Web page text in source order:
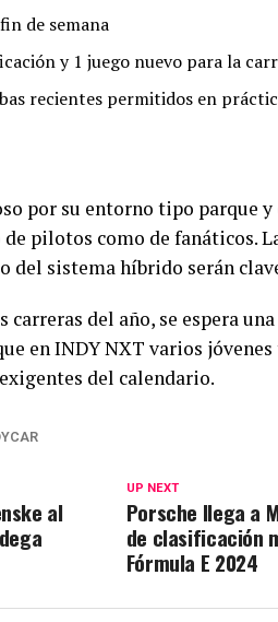
de semana
y 1 juego nuevo para la
recientes permitidos en
por su entorno tipo parque
pilotos como de fanáticos.
del sistema híbrido serán
del año, se espera
en INDY NXT varios jóvenes
del calendario.
UP NEXT
Porsche llega a
de clasificación
Fórmula E 2024
al